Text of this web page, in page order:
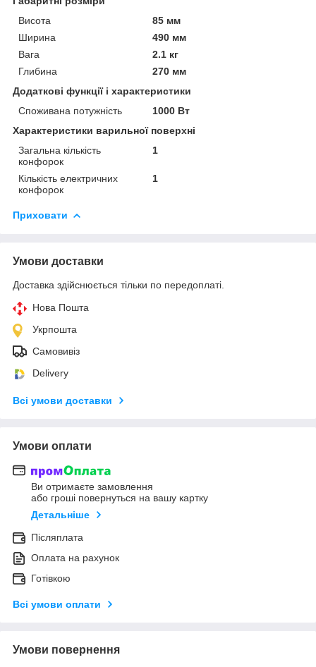
Висота
85 мм
Ширина
490 мм
Вага
2.1 кг
Глибина
270 мм
Додаткові функції і характеристики
Споживана потужність
1000 Вт
Характеристики варильної поверхні
Загальна кількість
конфорок
1
Кількість електричних
конфорок
1
Приховати
Умови доставки
Доставка здійснюється тільки по передоплаті.
Нова Пошта
Укрпошта
Самовивіз
Delivery
Всі умови доставки
Умови оплати
Ви отримаєте замовлення
або гроші повернуться на вашу картку
Детальніше
Післяплата
Оплата на рахунок
Готівкою
Всі умови оплати
Умови повернення